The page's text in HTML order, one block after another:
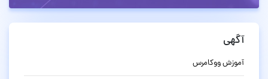
آگهی
آموزش ووکامرس